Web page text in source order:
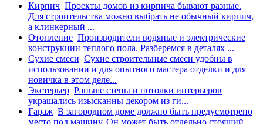
Кирпич Проекты домов из кирпича бывают разные.
Для строительства можно выбрать не обычный кирпич,
а клинкерный ...
Отопление Производители водяные и электрические
конструкции теплого пола. Разберемся в деталях ...
Сухие смеси Сухие строительные смеси удобны в
использовании и для опытного мастера отделки и для
новичка в этом деле...
Экстерьер Раньше стены и потолки интерьеров
украшались изысканны декором из ги...
Гараж В загородном доме должно быть предусмотрено
место под машину. Он может быть отдельно стоящий